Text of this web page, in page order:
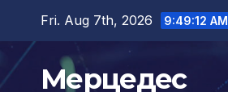
content
Fri. Aug 7th, 2026 9:49:14 AM
Мерцедес